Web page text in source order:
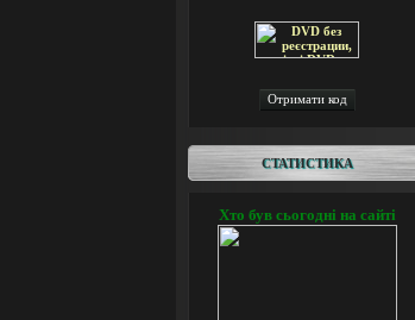
СТАТИСТИКА
Хто був сьогодні на сайті